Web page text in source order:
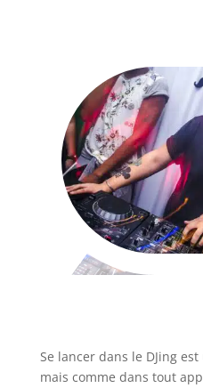
Se lancer dans le DJing
mais comme dans tout